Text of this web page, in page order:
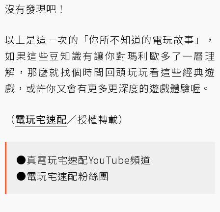
沒有發現吧！
以上是這一次的「你所不知道的電玩故事」，
如果這些豆知識有讓你對瑪利歐多了一層理
解，那麼就找個時間回頭玩玩看這些經典遊
戲，或許你又會有更多更深度的遊戲體驗喔。
（電玩宅速配／授權轉載）
●真電玩宅速配YouTube頻道
●電玩宅速配粉絲團